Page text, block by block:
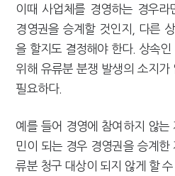
이때 사업체를 경영하는 경우라
경영권을 승계할 것인지, 다른
을 할지도 결정해야 한다. 상속인
위해 유류분 분쟁 발생의 소지가
필요하다.
예를 들어 경영에 참여하지 않는
민이 되는 경우 경영권을 승계한
류분 청구 대상이 되지 않게 할 수